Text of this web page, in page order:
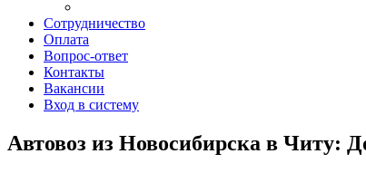
Сотрудничество
Оплата
Вопрос-ответ
Контакты
Вакансии
Вход в систему
Автовоз из Новосибирска в Читу: